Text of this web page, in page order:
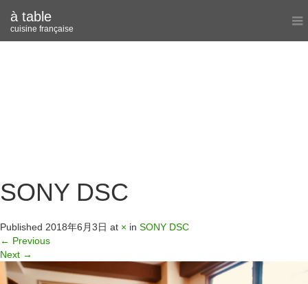
à table
cuisine française
SONY DSC
Published 2018年6月3日 at × in SONY DSC
← Previous
Next →